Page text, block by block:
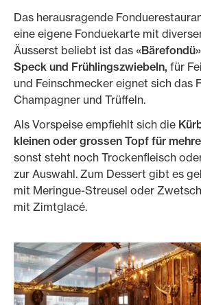
Das herausragende
eine eigene Fonduekarte mit
Äusserst beliebt ist das
Speck und Frühlingszwiebeln, für
und Feinschmecker eignet sich das
Champagner und Trüffeln.
Als Vorspeise empfiehlt sich die
kleinen oder grossen Topf für
sonst steht noch Trockenfleisch
zur Auswahl. Zum Dessert gibt es
mit Meringue-Streusel oder
mit Zimtglacé.